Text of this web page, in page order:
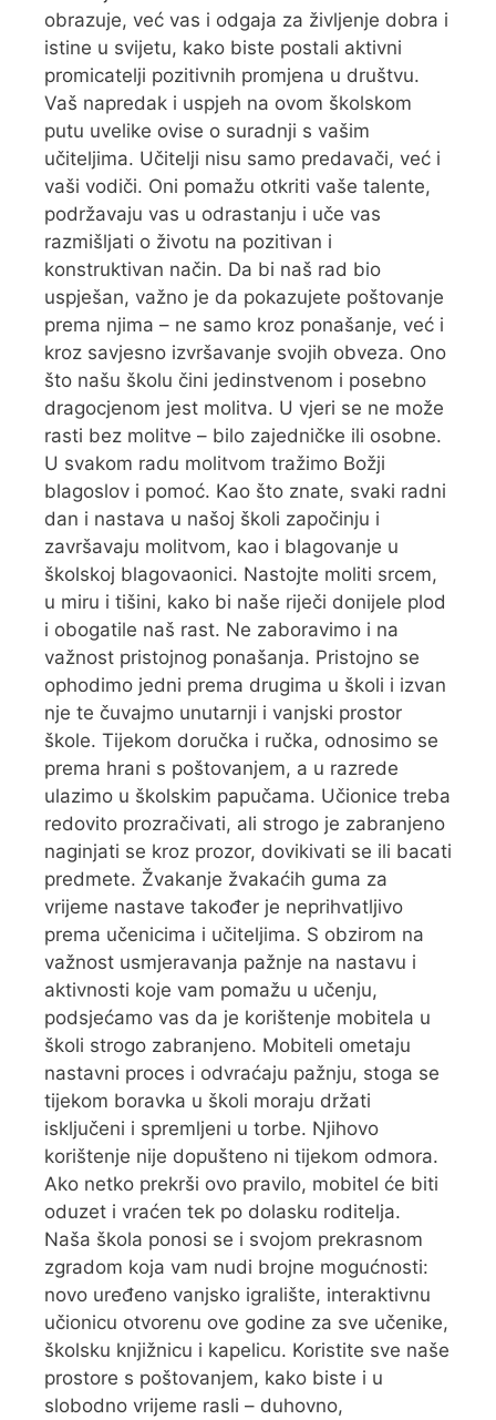
obrazuje, već vas i odgaja za življenje dobra i
istine u svijetu, kako biste postali aktivni
promicatelji pozitivnih promjena u društvu.
Vaš napredak i uspjeh na ovom školskom
putu uvelike ovise o suradnji s vašim
učiteljima. Učitelji nisu samo predavači, već i
vaši vodiči. Oni pomažu otkriti vaše talente,
podržavaju vas u odrastanju i uče vas
razmišljati o životu na pozitivan i
konstruktivan način. Da bi naš rad bio
uspješan, važno je da pokazujete poštovanje
prema njima – ne samo kroz ponašanje, već i
kroz savjesno izvršavanje svojih obveza. Ono
što našu školu čini jedinstvenom i posebno
dragocjenom jest molitva. U vjeri se ne može
rasti bez molitve – bilo zajedničke ili osobne.
U svakom radu molitvom tražimo Božji
blagoslov i pomoć. Kao što znate, svaki radni
dan i nastava u našoj školi započinju i
završavaju molitvom, kao i blagovanje u
školskoj blagovaonici. Nastojte moliti srcem,
u miru i tišini, kako bi naše riječi donijele plod
i obogatile naš rast. Ne zaboravimo i na
važnost pristojnog ponašanja. Pristojno se
ophodimo jedni prema drugima u školi i izvan
nje te čuvajmo unutarnji i vanjski prostor
škole. Tijekom doručka i ručka, odnosimo se
prema hrani s poštovanjem, a u razrede
ulazimo u školskim papučama. Učionice treba
redovito prozračivati, ali strogo je zabranjeno
naginjati se kroz prozor, dovikivati se ili bacati
predmete. Žvakanje žvakaćih guma za
vrijeme nastave također je neprihvatljivo
prema učenicima i učiteljima. S obzirom na
važnost usmjeravanja pažnje na nastavu i
aktivnosti koje vam pomažu u učenju,
podsjećamo vas da je korištenje mobitela u
školi strogo zabranjeno. Mobiteli ometaju
nastavni proces i odvraćaju pažnju, stoga se
tijekom boravka u školi moraju držati
isključeni i spremljeni u torbe. Njihovo
korištenje nije dopušteno ni tijekom odmora.
Ako netko prekrši ovo pravilo, mobitel će biti
oduzet i vraćen tek po dolasku roditelja.
Naša škola ponosi se i svojom prekrasnom
zgradom koja vam nudi brojne mogućnosti:
novo uređeno vanjsko igralište, interaktivnu
učionicu otvorenu ove godine za sve učenike,
školsku knjižnicu i kapelicu. Koristite sve naše
prostore s poštovanjem, kako biste i u
slobodno vrijeme rasli – duhovno,